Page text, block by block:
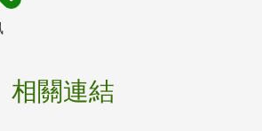
相關連結